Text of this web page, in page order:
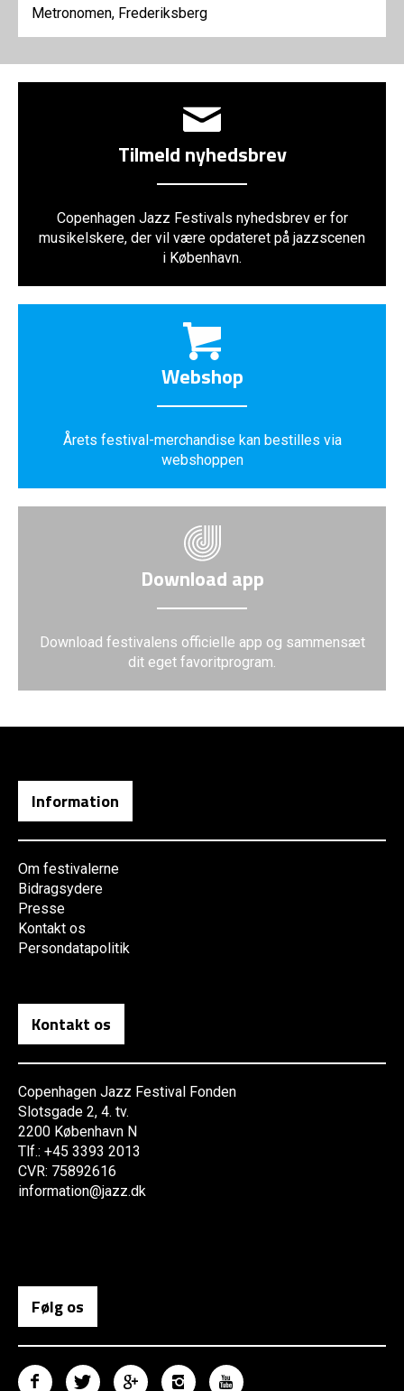
Metronomen, Frederiksberg
Tilmeld nyhedsbrev
Copenhagen Jazz Festivals nyhedsbrev er for
musikelskere, der vil være opdateret på jazzscenen
i København.
Webshop
Årets festival-merchandise kan bestilles via
webshoppen
Download app
Download festivalens officielle app og sammensæt
dit eget favoritprogram.
Information
Om festivalerne
Bidragsydere
Presse
Kontakt os
Persondatapolitik
Kontakt os
Copenhagen Jazz Festival Fonden
Slotsgade 2, 4. tv.
2200 København N
Tlf.: +45 3393 2013
CVR: 75892616
information@jazz.dk
Følg os